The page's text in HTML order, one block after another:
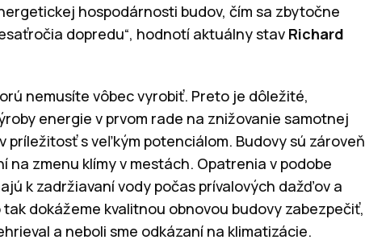
hospodárnosti budov, čím sa zbytočne
dopredu“, hodnotí aktuálny stav Richard
nemusíte vôbec vyrobiť. Preto je dôležité,
energie v prvom rade na znižovanie samotnej
s veľkým potenciálom. Budovy sú zároveň
zmenu klímy v mestách. Opatrenia v podobe
k zadržiavaní vody počas prívalových dažďov a
dokážeme kvalitnou obnovou budovy zabezpečiť,
a neboli sme odkázaní na klimatizácie.